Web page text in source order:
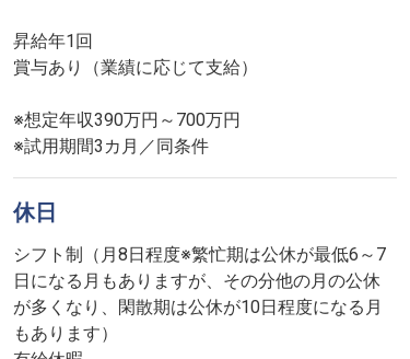
昇給年1回
賞与あり（業績に応じて支給）
※想定年収390万円～700万円
※試用期間3カ月／同条件
休日
シフト制（月8日程度※繁忙期は公休が最低6～7
日になる月もありますが、その分他の月の公休
が多くなり、閑散期は公休が10日程度になる月
もあります）